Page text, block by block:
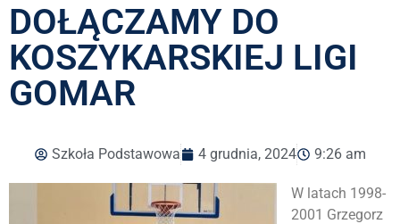
DOŁĄCZAMY DO
KOSZYKARSKIEJ LIGI
GOMAR
Szkoła Podstawowa 4 grudnia, 2024 9:26 am
W latach 1998-
2001 Grzegorz